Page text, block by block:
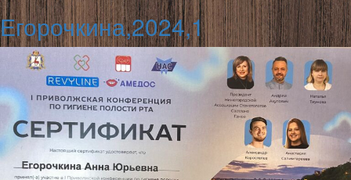
Егорочкина,2024,1